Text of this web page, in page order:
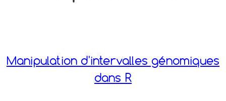
Manipulation d'intervalles génomiques
dans R